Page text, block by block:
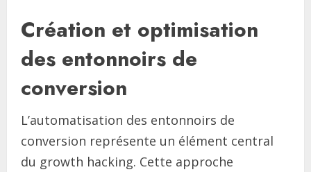
Création et optimisation
des entonnoirs de
conversion
L’automatisation des entonnoirs de
conversion représente un élément central
du growth hacking. Cette approche